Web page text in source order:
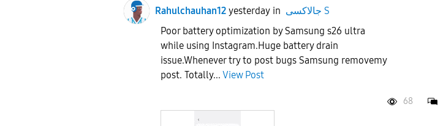
Rahulchauhan12 yesterday in
جالاكسى S
Poor battery optimization by Samsung s26 ultra
while using Instagram.Huge battery drain
issue.Whenever try to post bugs Samsung removemy
post. Totally... View Post
68